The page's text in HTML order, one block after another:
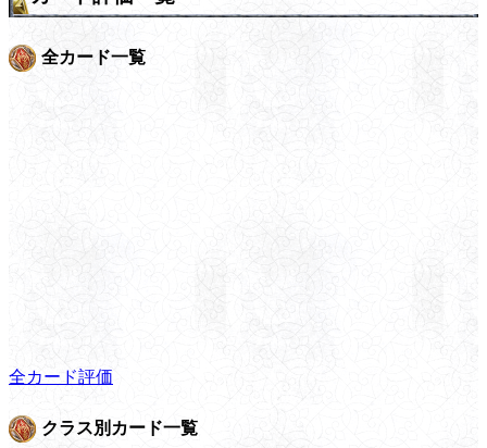
全カード一覧
全カード評価
クラス別カード一覧